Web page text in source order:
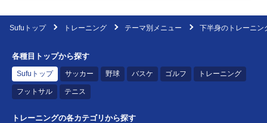
Sufuトップ トレーニング テーマ別メニュー 下半身のトレーニ
各種目トップから探す
Sufuトップ サッカー 野球 バスケ ゴルフ トレーニング
フットサル テニス
トレーニングの各カテゴリから探す